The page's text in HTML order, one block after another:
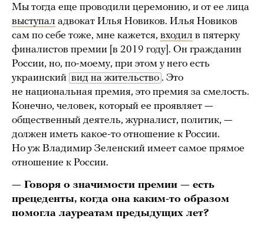
Мы тогда еще проводили церемонию, и от ее лица
выступал адвокат Илья Новиков. Илья Новиков
сам по себе тоже, мне кажется, входил в пятерку
финалистов премии [в 2019 году]. Он гражданин
России, но, по-моему, при этом у него есть
украинский вид на жительство . Это
не национальная премия, это премия за смелость.
Конечно, человек, который ее проявляет —
общественный деятель, журналист, политик, —
должен иметь какое-то отношение к России.
Но уж Владимир Зеленский имеет самое прямое
отношение к России.
— Говоря о значимости премии — есть
прецеденты, когда она каким-то образом
помогла лауреатам предыдущих лет?